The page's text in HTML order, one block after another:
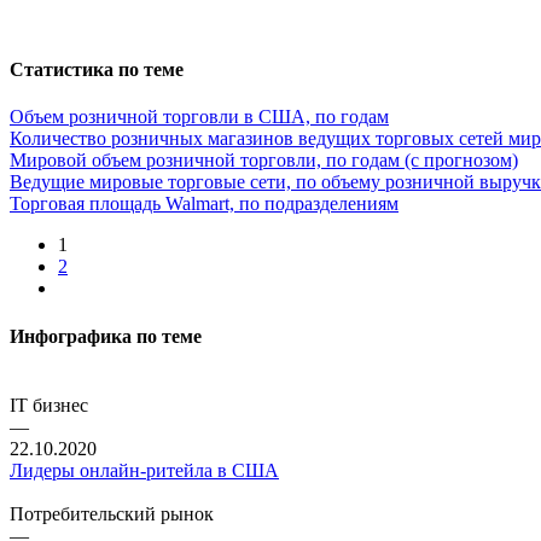
Статистика по теме
Объем розничной торговли в США, по годам
Количество розничных магазинов ведущих торговых сетей
Мировой объем розничной торговли, по годам (с прогнозом)
Ведущие мировые торговые сети, по объему розничной
Торговая площадь Walmart, по подразделениям
1
2
Инфографика по теме
IT бизнес
—
22.10.2020
Лидеры онлайн-ритейла в США
Потребительский рынок
—